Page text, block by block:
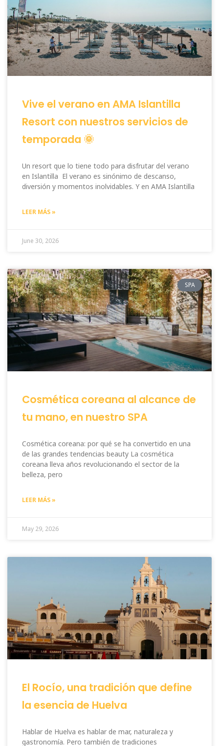
Vive el verano en AMA Islantilla
Resort con nuestros servicios de
temporada 🌞
Un resort que lo tiene todo para disfrutar del verano
en Islantilla El verano es sinónimo de descanso,
diversión y momentos inolvidables. Y en AMA Islantilla
LEER MÁS »
June 30, 2026
SPA
Cosmética coreana al alcance de
tu mano, en nuestro SPA
Cosmética coreana: por qué se ha convertido en una
de las grandes tendencias beauty La cosmética
coreana lleva años revolucionando el sector de la
belleza, pero
LEER MÁS »
May 29, 2026
El Rocío, una tradición que define
la esencia de Huelva
Hablar de Huelva es hablar de mar, naturaleza y
gastronomía. Pero también de tradiciones